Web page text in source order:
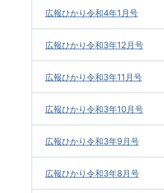
広報ひかり令和4年1月号
広報ひかり令和3年12月号
広報ひかり令和3年11月号
広報ひかり令和3年10月号
広報ひかり令和3年9月号
広報ひかり令和3年8月号